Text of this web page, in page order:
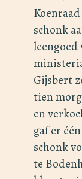
schonk
Gijsbert
tien
en
gaf er
schonk
te